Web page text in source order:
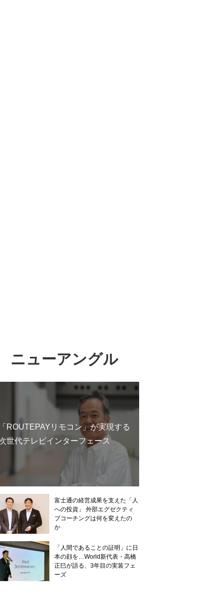
ニューアングル
「ROUTEPAYリモコン」が実現する
世代テレビインターフェース
富士通の経営成果を支えた「人
への投資」 外部エグゼクティ
ブコーチングは何を変えたの
か
「人間であることの証明」に日
本の顔を…World新代表・高橋
正巳が語る、3年目の実装フェ
ーズ